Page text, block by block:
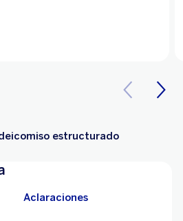
estructurado
Aclaraciones